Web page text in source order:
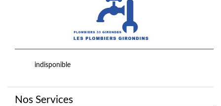
indisponible
Nos Services